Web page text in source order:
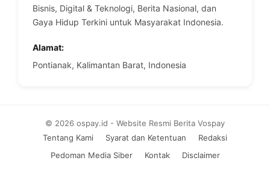
Bisnis, Digital & Teknologi, Berita Nasional, dan
Gaya Hidup Terkini untuk Masyarakat Indonesia.
Alamat:
Pontianak, Kalimantan Barat, Indonesia
Tentang Kami Syarat dan Ketentuan
Redaksi
Pedoman Media Siber
Kontak Disclaimer
© 2026 ospay.id - Website Resmi Berita Vospay